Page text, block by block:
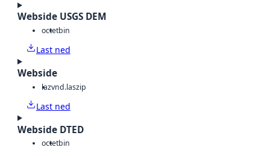
Webside USGS DEM
octetbin
Last ned
Webside
lazvnd.laszip
Last ned
Webside DTED
octetbin